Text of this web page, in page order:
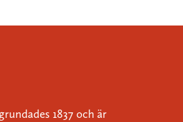
1837 och är